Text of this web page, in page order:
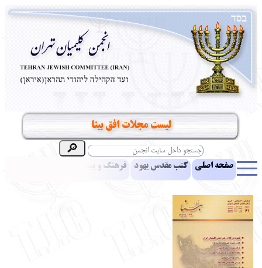
ليست مجلات افق بينا
صفحه اصلی کتب مقدس یهود فرهنگ و بینش یهود
نشریه افق بینا نرم‌افزار تحقیق
نهاد های انجمن تماس باما